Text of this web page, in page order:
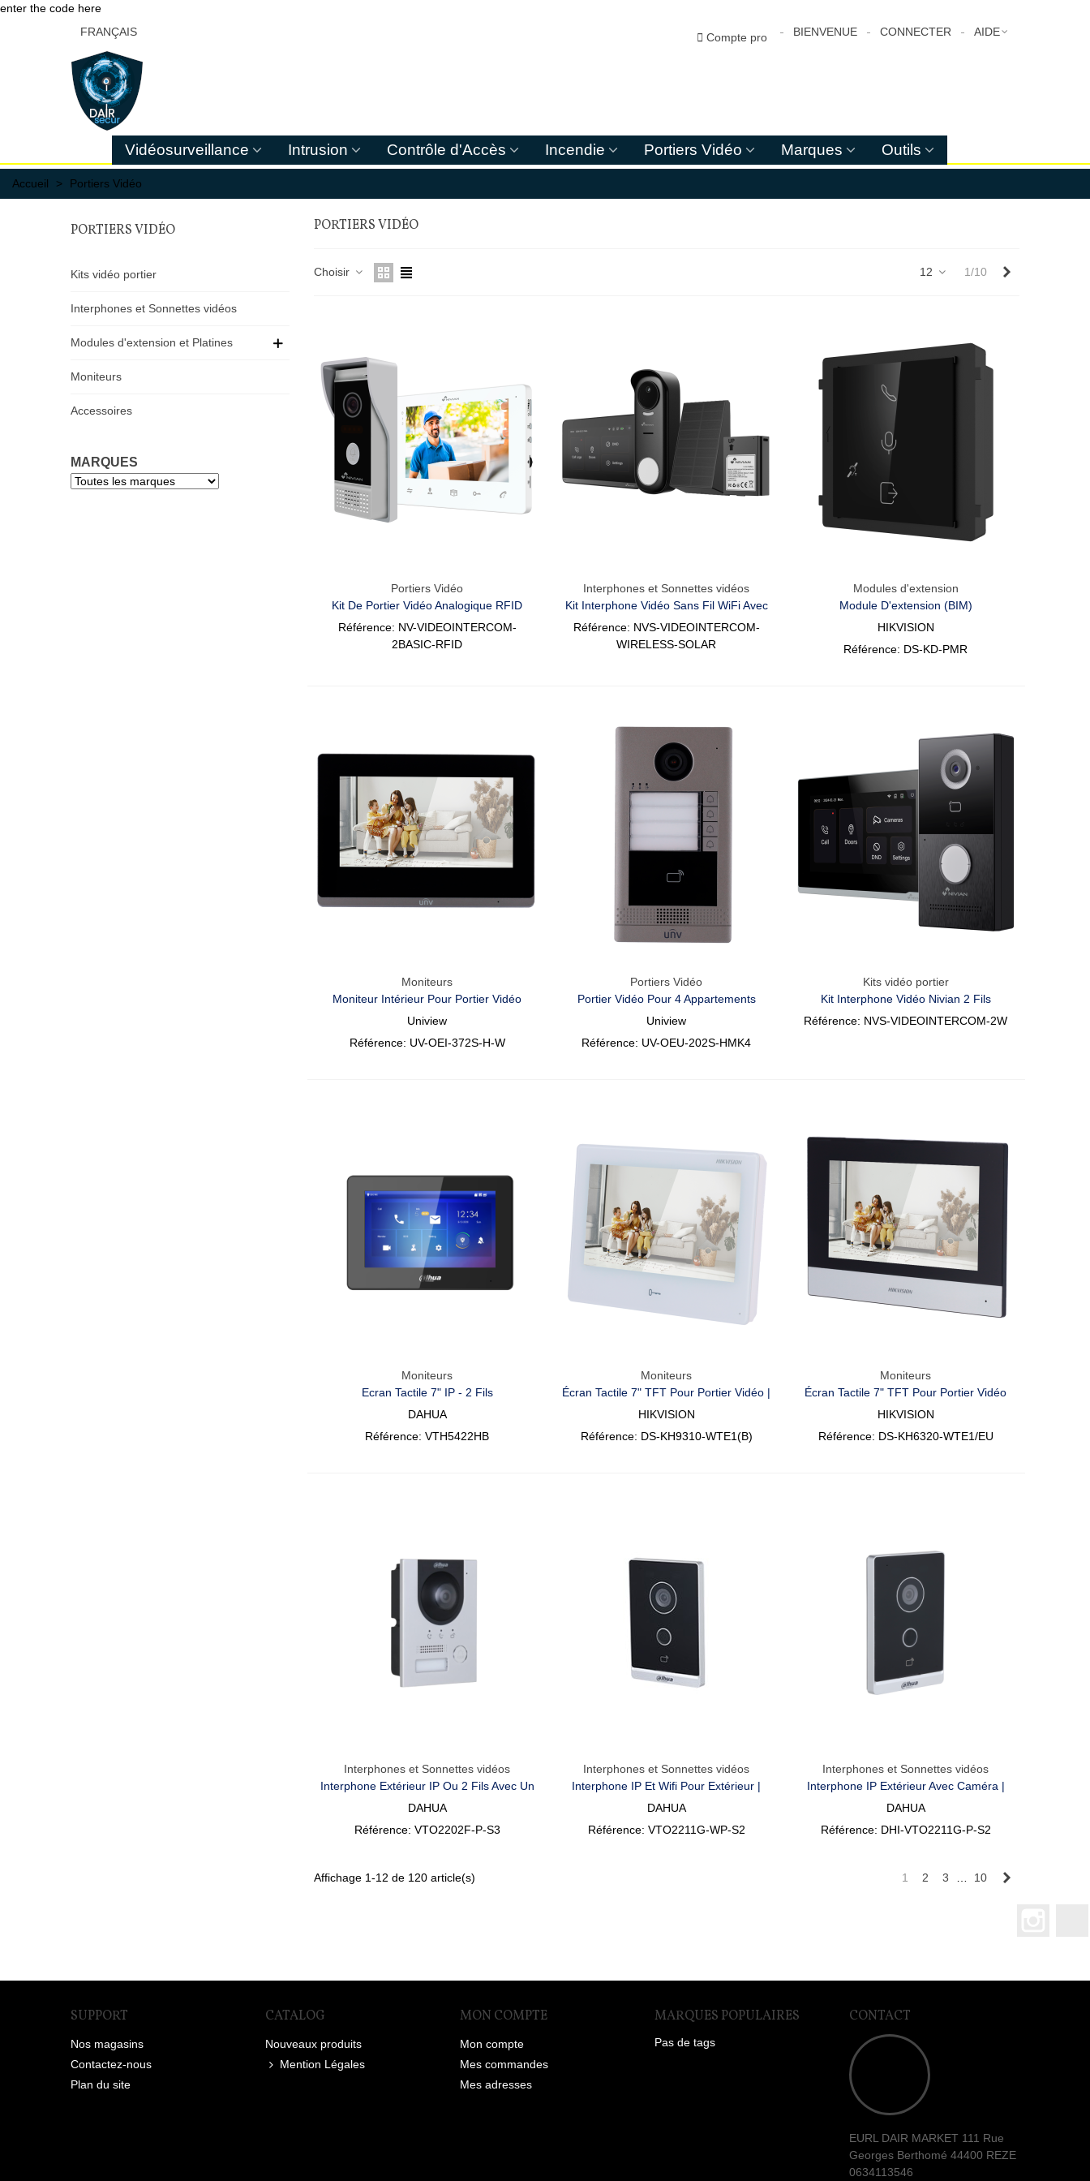
enter the code here
FRANÇAIS
 Compte pro BIENVENUE CONNECTER AIDE
Vidéosurveillance Intrusion Contrôle d'Accès Incendie Portiers Vidéo Marques Outils
Accueil > Portiers Vidéo
PORTIERS VIDÉO
Kits vidéo portier
Interphones et Sonnettes vidéos
Modules d'extension et Platines
Moniteurs
Accessoires
MARQUES
PORTIERS VIDÉO
Choisir 12 1/10
Aperçu Rapide
Portiers Vidéo
Kit De Portier Vidéo Analogique RFID
Référence: NV-VIDEOINTERCOM-
2BASIC-RFID
Aperçu Rapide
Interphones et Sonnettes vidéos
Kit Interphone Vidéo Sans Fil WiFi Avec
Panneau Solaire
Référence: NVS-VIDEOINTERCOM-
WIRELESS-SOLAR
Aperçu Rapide
Modules d'extension
Module D'extension (BIM)
HIKVISION
Référence: DS-KD-PMR
Aperçu Rapide
Moniteurs
Moniteur Intérieur Pour Portier Vidéo
Uniview
Référence: UV-OEI-372S-H-W
Aperçu Rapide
Portiers Vidéo
Portier Vidéo Pour 4 Appartements
Uniview
Référence: UV-OEU-202S-HMK4
Aperçu Rapide
Kits vidéo portier
Kit Interphone Vidéo Nivian 2 Fils
Référence: NVS-VIDEOINTERCOM-2W
Aperçu Rapide
Moniteurs
Ecran Tactile 7" IP - 2 Fils
DAHUA
Référence: VTH5422HB
Aperçu Rapide
Moniteurs
Écran Tactile 7" TFT Pour Portier Vidéo |
Android
HIKVISION
Référence: DS-KH9310-WTE1(B)
Aperçu Rapide
Moniteurs
Écran Tactile 7" TFT Pour Portier Vidéo
HIKVISION
Référence: DS-KH6320-WTE1/EU
Aperçu Rapide
Interphones et Sonnettes vidéos
Interphone Extérieur IP Ou 2 Fils Avec Un
Bouton Et Une Caméra 2 Mpx
DAHUA
Référence: VTO2202F-P-S3
Aperçu Rapide
Interphones et Sonnettes vidéos
Interphone IP Et Wifi Pour Extérieur |
Déverouillage Par Carte Ou App Ou
DAHUA
Référence: VTO2211G-WP-S2
Aperçu Rapide
Interphones et Sonnettes vidéos
Interphone IP Extérieur Avec Caméra |
Déverouillage Par Carte Ou Via App
DAHUA
Référence: DHI-VTO2211G-P-S2
Affichage 1-12 de 120 article(s) 1 2 3 10
SUPPORT
Nos magasins
Contactez-nous
Plan du site
CATALOG
Nouveaux produits
Mention Légales
MON COMPTE
Mon compte
Mes commandes
Mes adresses
MARQUES POPULAIRES
Pas de tags
CONTACT
EURL DAIR MARKET 111 Rue
Georges Berthomé 44400 REZE
0634113546